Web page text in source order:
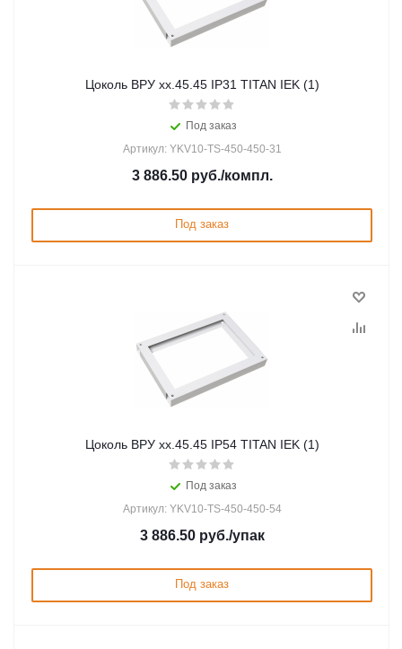
Цоколь ВРУ хх.45.45 IP31 TITAN IEK (1)
Под заказ
Артикул: YKV10-TS-450-450-31
3 886.50руб./компл.
Под заказ
Цоколь ВРУ хх.45.45 IP54 TITAN IEK (1)
Под заказ
Артикул: YKV10-TS-450-450-54
3 886.50руб./упак
Под заказ